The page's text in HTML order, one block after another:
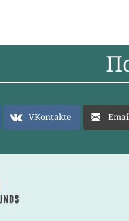
VKontakte